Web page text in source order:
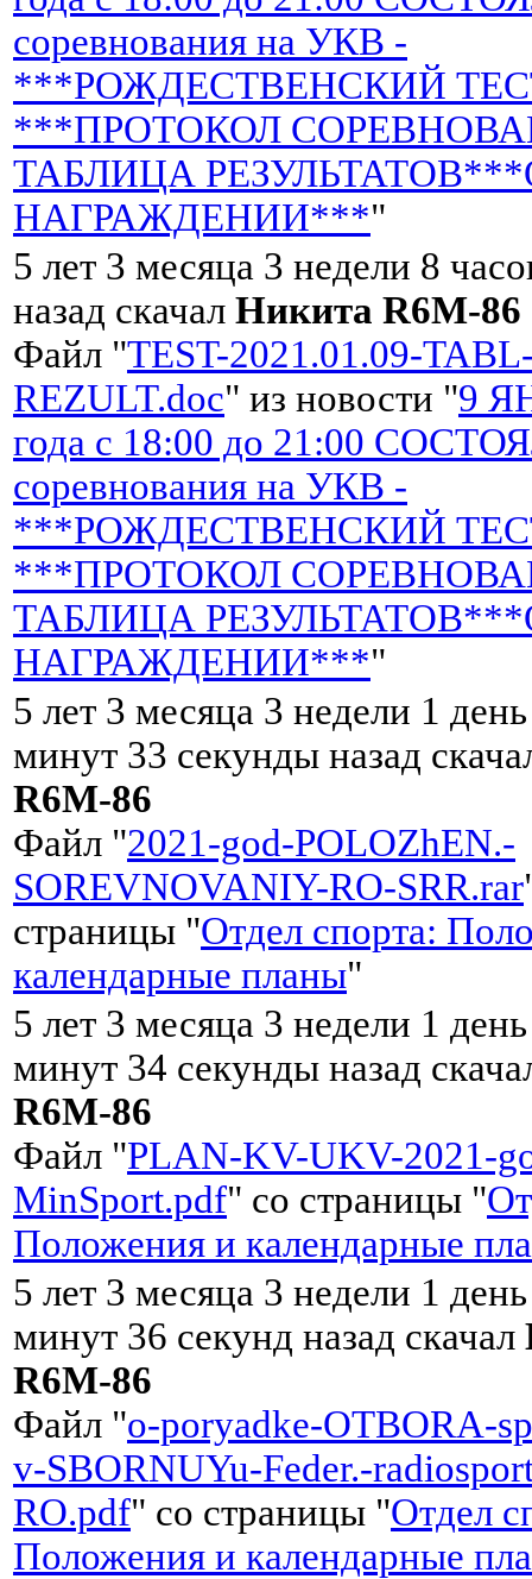
соревнования на УКВ -
***РОЖДЕСТВЕНСКИЙ
***ПРОТОКОЛ
ТАБЛИЦА
НАГРАЖДЕНИИ***"
5 лет 3 месяца 3 недели 8
назад скачал Никита R6M-86
Файл "TEST-2021.01.09-
REZULT.doc" из новости "9
года с 18:00 до 21:00
соревнования на УКВ -
***РОЖДЕСТВЕНСКИЙ
***ПРОТОКОЛ
ТАБЛИЦА
НАГРАЖДЕНИИ***"
5 лет 3 месяца 3 недели 1
минут 33 секунды назад
R6M-86
Файл "2021-god-POLOZhEN.-
SOREVNOVANIY-RO-SRR.rar
страницы "Отдел спорта:
календарные планы"
5 лет 3 месяца 3 недели 1
минут 34 секунды назад
R6M-86
Файл "PLAN-KV-UKV-2021-
MinSport.pdf" со страницы "
Положения и календарные
5 лет 3 месяца 3 недели 1
минут 36 секунд назад скачал
R6M-86
Файл "o-poryadke-OTBORA-
v-SBORNUYu-Feder.-
RO.pdf" со страницы "Отдел
Положения и календарные